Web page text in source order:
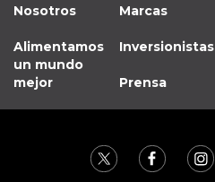
Nosotros
Alimentamos
un mundo
mejor
Marcas
Inversionistas
Prensa